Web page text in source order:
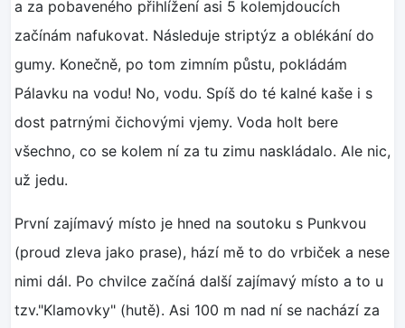
a za pobaveného přihlížení asi 5 kolemjdoucích
začínám nafukovat. Následuje striptýz a oblékání do
gumy. Konečně, po tom zimním půstu, pokládám
Pálavku na vodu! No, vodu. Spíš do té kalné kaše i s
dost patrnými čichovými vjemy. Voda holt bere
všechno, co se kolem ní za tu zimu naskládalo. Ale nic,
už jedu.
První zajímavý místo je hned na soutoku s Punkvou
(proud zleva jako prase), hází mě to do vrbiček a nese
nimi dál. Po chvilce začíná další zajímavý místo a to u
tzv."Klamovky" (hutě). Asi 100 m nad ní se nachází za